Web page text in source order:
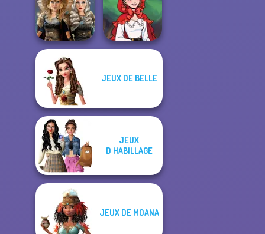
Bridezilla: Prank
The Bride
Medieval
Princesses
Norse
Goddesses
Little Red Riding
JEUX DE BELLE
JEUX
D'HABILLAGE
JEUX DE MOANA